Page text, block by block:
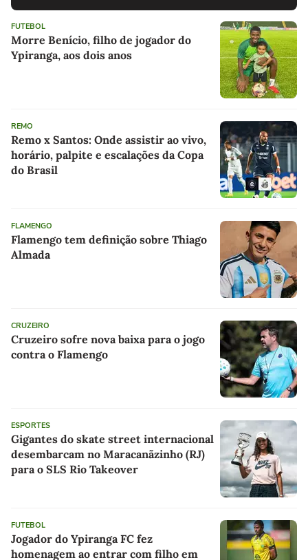
FUTEBOL
Morre Benício, filho de jogador do
Ypiranga, aos dois anos
REMO
Remo x Santos: Onde assistir ao vivo,
horário, palpite e escalações da Copa
do Brasil
FLAMENGO
Flamengo tem definição sobre Thiago
Almada
CRUZEIRO
Cruzeiro sofre nova baixa para o jogo
contra o Flamengo
ESPORTES
Gigantes do skate street internacional
desembarcam no Maracanãzinho (RJ)
para o SLS Rio Takeover
FUTEBOL
Jogador do Ypiranga FC fez
homenagem ao entrar com filho em